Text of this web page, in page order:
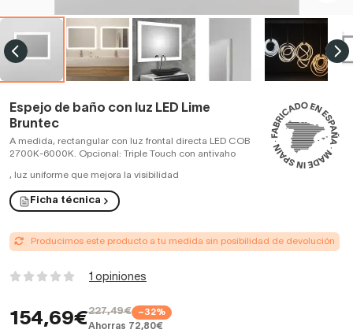
Espejo de baño con luz LED Lime
Bruntec
A medida, rectangular con luz frontal directa LED COB
2700K-6000K. Opcional: Triple Touch con antivaho
, luz uniforme que mejora la visibilidad
Ficha técnica
Producimos este producto a tu medida sin posibilidad de devolución
1 opiniones
154,69€227,49€ −32%
Ahorras 72,80€